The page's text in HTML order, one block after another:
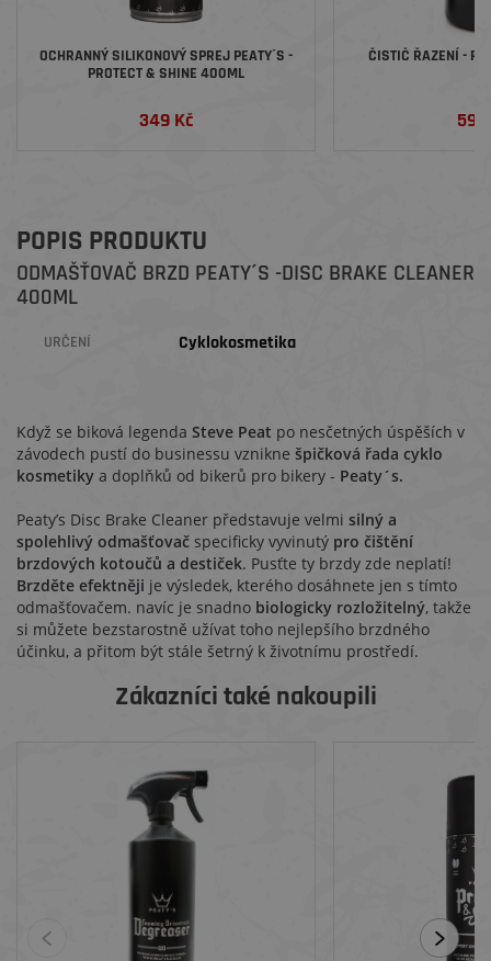
OCHRANNÝ SILIKONOVÝ SPREJ PEATY´S -
PROTECT & SHINE 400ML
349 Kč
ČISTIČ ŘAZENÍ -
599
POPIS PRODUKTU
ODMAŠŤOVAČ BRZD PEATY´S -DISC BRAKE CLEANER
400ML
URČENÍ Cyklokosmetika
Když se biková legenda Steve Peat po nesčetných úspěších v
závodech pustí do businessu vznikne špičková řada cyklo
kosmetiky a doplňků od bikerů pro bikery - Peaty´s.
Peaty’s Disc Brake Cleaner představuje velmi silný a
spolehlivý odmašťovač specificky vyvinutý pro čištění
brzdových kotoučů a destiček. Pusťte ty brzdy zde neplatí!
Brzděte efektněji je výsledek, kterého dosáhnete jen s tímto
odmašťovačem. navíc je snadno biologicky rozložitelný, takže
si můžete bezstarostně užívat toho nejlepšího brzdného
účinku, a přitom být stále šetrný k životnímu prostředí.
Zákazníci také nakoupili